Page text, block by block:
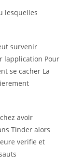
lesquelles
survenir
lapplication Pour
se cacher La
avoir
Tinder alors
verifie et